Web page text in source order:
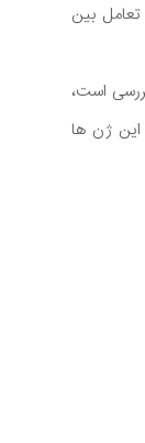
بین
است،
این ژن ها